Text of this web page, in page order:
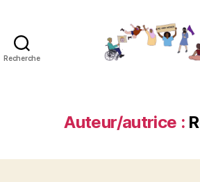
Recherche
Auteur/autrice :